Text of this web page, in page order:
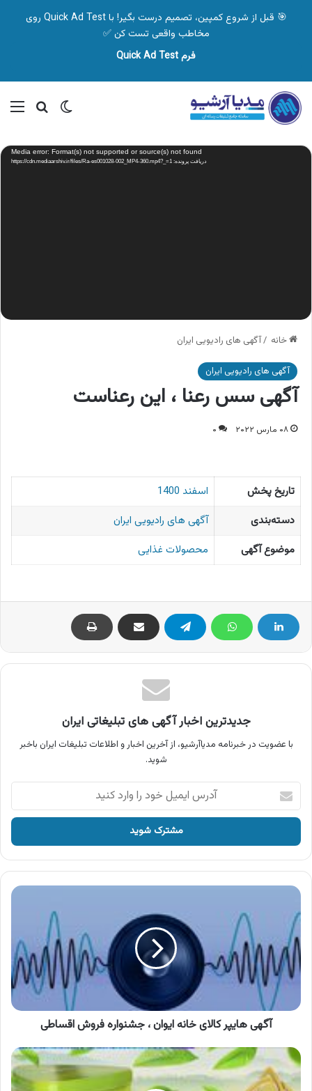
🎯 قبل از شروع کمپین، تصمیم درست بگیر! با Quick Ad Test روی
مخاطب واقعی تست کن ✅
فرم Quick Ad Test
تغییر پوسته
نمایشگر
ویدیو Media error: Format(s) not supported or source(s) not found
دریافت پرونده: https://cdn.mediaarshiv.ir/files/Ra-es001028-002_MP4-360.mp4?_=1
خانه /آگهی های رادیویی ایران
آگهی های رادیویی ایران
آگهی سس رعنا ، این رعناست
۰۸ مارس ۲۰۲۲ ۰
تاریخ پخش
اسفند 1400
دسته‌بندی
آگهی های رادیویی ایران
موضوع آگهی
محصولات غذایی
جدیدترین اخبار آگهی های تبلیغاتی ایران
با عضویت در خبرنامه مدیاآرشیو، از آخرین اخبار و اطلاعات تبلیغات ایران باخبر
شوید.
آدرس
ایمیل
خود
وارد
کنید
آگهی
کالای
خانه
ایوان
،
جشنواره
فروش
اقساطی
آگهی هایپر کالای خانه ایوان ، جشنواره فروش اقساطی
آگهی
چای
سوفیا